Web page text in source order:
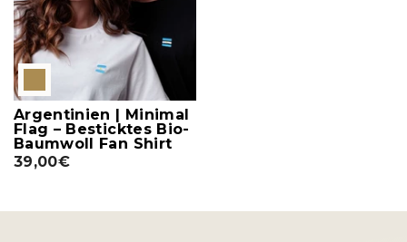
Argentinien | Minimal
Flag – Besticktes Bio-
Baumwoll Fan Shirt
39,00€